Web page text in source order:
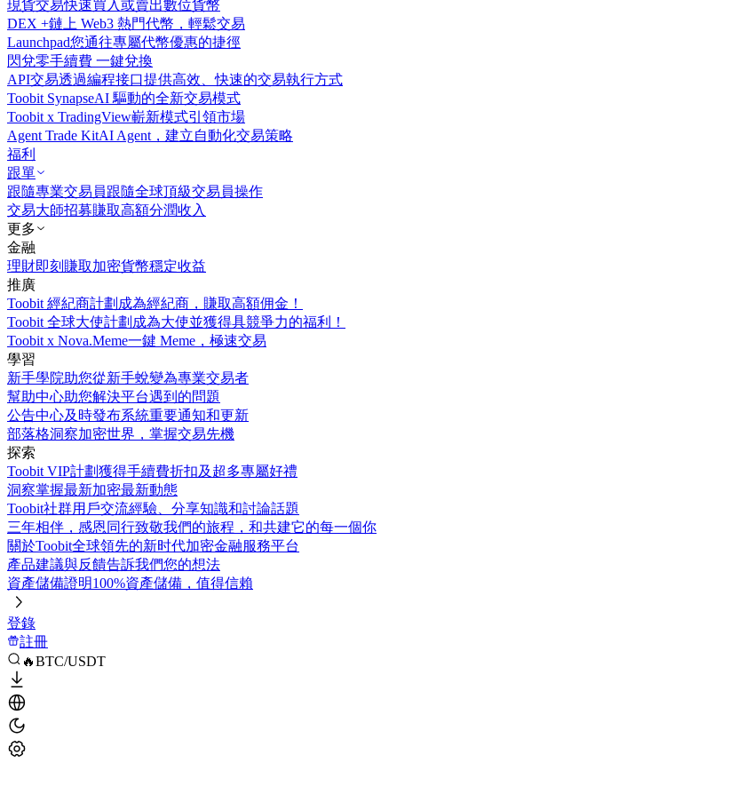
現貨交易快速買入或賣出數位貨幣
DEX +鏈上 Web3 熱門代幣，輕鬆交易
Launchpad您通往專屬代幣優惠的捷徑
閃兌零手續費 一鍵兌換
API交易透過編程接口提供高效、快速的交易執行方式
Toobit SynapseAI 驅動的全新交易模式
Toobit x TradingView嶄新模式引領市場
Agent Trade KitAI Agent，建立自動化交易策略
福利
跟單
跟隨專業交易員跟隨全球頂級交易員操作
交易大師招募賺取高額分潤收入
更多
金融
理財即刻賺取加密貨幣穩定收益
推廣
Toobit 經紀商計劃 成為經紀商，賺取高額佣金！
Toobit 全球大使計劃 成為大使並獲得具競爭力的福利！
Toobit x Nova.Meme一鍵 Meme，極速交易
學習
新手學院助您從新手蛻變為專業交易者
幫助中心助您解決平台遇到的問題
公告中心及時發布系統重要通知和更新
部落格洞察加密世界，掌握交易先機
探索
Toobit VIP計劃獲得手續費折扣及超多專屬好禮
洞察掌握最新加密最新動態
Toobit社群用戶交流經驗、分享知識和討論話題
三年相伴，感恩同行致敬我們的旅程，和共建它的每一個你
關於Toobit全球領先的新时代加密金融服務平台
產品建議與反饋告訴我們您的想法
資產儲備證明100%資產儲備，值得信賴
登錄
註冊
🔥BTC/USDT